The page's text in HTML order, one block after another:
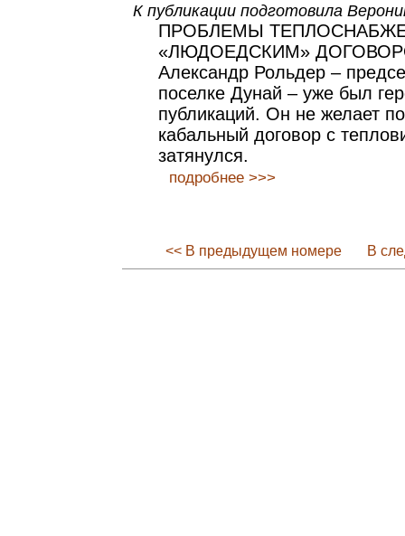
К публикации подготовила
ПРОБЛЕМЫ
«ЛЮДОЕДСКИМ»
Александр Рольдер –
поселке Дунай – уже был
публикаций. Он не желает
кабальный договор с
затянулся.
подробнее >>>
<< В предыдущем номере В